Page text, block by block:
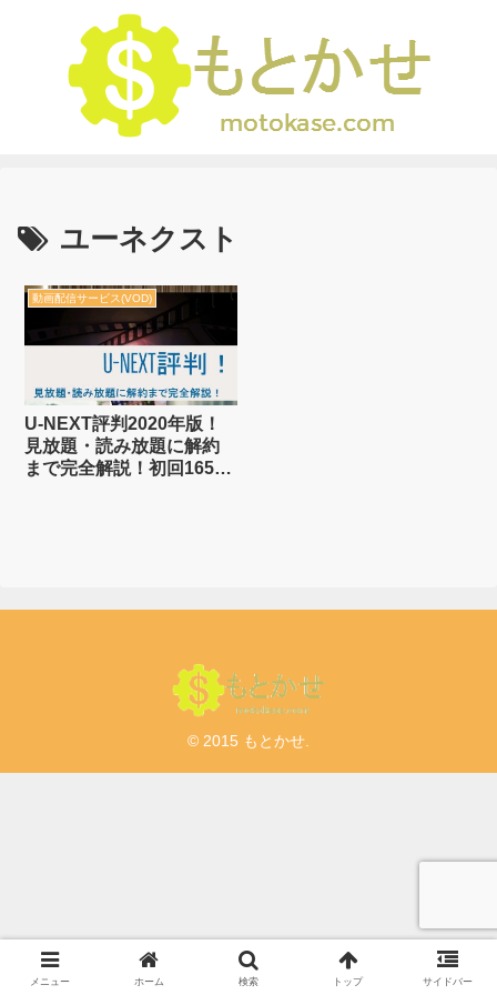
ユーネクスト
動画配信サービス(VOD)
U-NEXT評判2020年版！
見放題・読み放題に解約
まで完全解説！初回1650
© 2015 もとかせ.
メニュー ホーム 検索 トップ サイドバー